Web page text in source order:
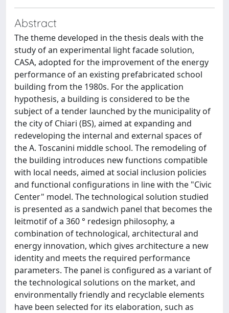
Abstract
The theme developed in the thesis deals with the
study of an experimental light facade solution,
CASA, adopted for the improvement of the energy
performance of an existing prefabricated school
building from the 1980s. For the application
hypothesis, a building is considered to be the
subject of a tender launched by the municipality of
the city of Chiari (BS), aimed at expanding and
redeveloping the internal and external spaces of
the A. Toscanini middle school. The remodeling of
the building introduces new functions compatible
with local needs, aimed at social inclusion policies
and functional configurations in line with the "Civic
Center" model. The technological solution studied
is presented as a sandwich panel that becomes the
leitmotif of a 360 ° redesign philosophy, a
combination of technological, architectural and
energy innovation, which gives architecture a new
identity and meets the required performance
parameters. The panel is configured as a variant of
the technological solutions on the market, and
environmentally friendly and recyclable elements
have been selected for its elaboration, such as